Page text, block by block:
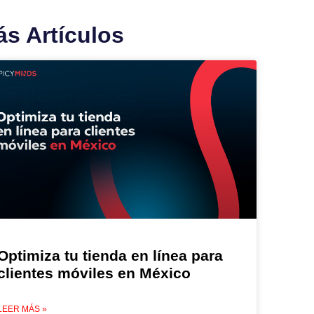
Artículos
tu tienda en línea para
móviles en México
LEER MÁS »